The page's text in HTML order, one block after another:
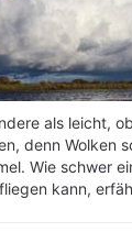
als leicht,
denn Wolken
Wie schwer
kann,